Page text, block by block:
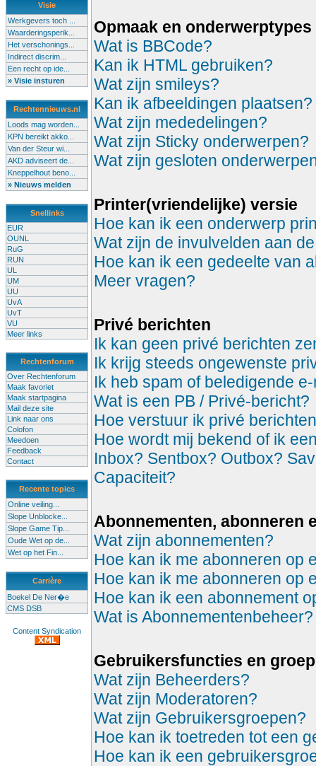
Visie
Werkgevers toch ...
Waarderingsperik...
Het verschonings...
Indirect discrim...
Een recht op ide...
» Visie insturen
Rechtennieuws.nl
Loods mag worden...
KPN bereikt akko...
Van der Steur wi...
AKD adviseert de...
Kneppelhout beno...
» Nieuws melden
Snellinks
EUR
OUNL
RuG
RUN
UL
UM
UU
UvA
UvT
VU
Meer links
Rechtenforum
Over Rechtenforum
Maak favoriet
Maak startpagina
Mail deze site
Link naar ons
Colofon
Meedoen
Feedback
Contact
Recente topics
Online veiling...
Slope Unblocke...
Slope Game Tip...
Oude Wet op de...
Wet op het Fin...
Carrière
Boekel De Ner�e
CMS DSB
Content Syndication
Opmaak en onderwerptypes
Wat is BBCode?
Kan ik HTML gebruiken?
Wat zijn smileys?
Kan ik afbeeldingen plaatsen?
Wat zijn mededelingen?
Wat zijn Sticky onderwerpen?
Wat zijn gesloten
Printer(vriendelijke) versie
Hoe kan ik een onderwerp
Wat zijn de invulvelden aan
Hoe kan ik een gedeelte van
Meer vragen?
Privé berichten
Ik kan geen privé berichten
Ik krijg steeds ongewenste
Ik heb spam of beledigende
Wat is een PB / Privé-bericht?
Hoe verstuur ik privé
Hoe wordt mij bekend of ik
Inbox? Sentbox? Outbox?
Capaciteit?
Abonnementen, abonneren
Wat zijn abonnementen?
Hoe kan ik me abonneren op
Hoe kan ik me abonneren op
Hoe kan ik een abonnement
Wat is Abonnementenbeheer?
Gebruikersfuncties en
Wat zijn Beheerders?
Wat zijn Moderatoren?
Wat zijn Gebruikersgroepen?
Hoe kan ik toetreden tot een
Hoe kan ik een